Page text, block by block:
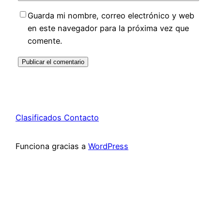
Guarda mi nombre, correo electrónico y web
en este navegador para la próxima vez que
comente.
Clasificados Contacto
Funciona gracias a WordPress